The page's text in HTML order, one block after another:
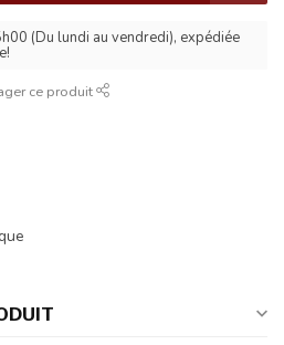
(Du lundi au vendredi), expédiée
ce produit